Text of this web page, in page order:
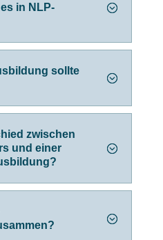
in NLP-
sollte
zwischen
und einer